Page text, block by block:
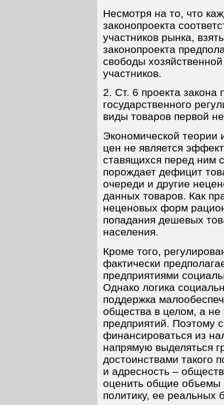
Несмотря на то, что
законопроекта
участников рынка,
законопроекта
свободы
участников.
2. Ст. 6 проекта закона
государственного
виды товаров первой
Экономической теории
цен не является
ставящихся перед ним
порождает дефицит
очереди и другие
данных товаров. Как
неценовых форм
попадания дешевых
населения.
Кроме того,
фактически
предприятиями
Однако логика
поддержка
общества в целом, а не
предприятий. Поэтому
финансироваться из
напрямую выделяться
достоинствами такого
и адресность –
оценить общие объемы
политику, ее реальных